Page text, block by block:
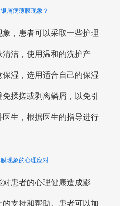
屑病薄膜现象？
，患者可以采取一些护理
洁，使用温和的洗护产
湿，选用适合自己的保湿
揉搓或剥离鳞屑，以免引
生，根据医生的指导进行
现象的心理应对
患者的心理健康造成影
支持和帮助。患者可以加